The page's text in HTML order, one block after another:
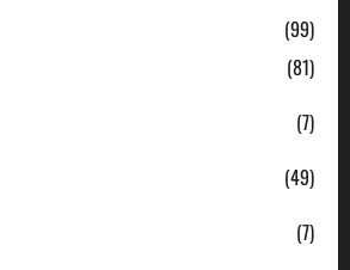
(99)
(81)
(7)
(49)
(7)